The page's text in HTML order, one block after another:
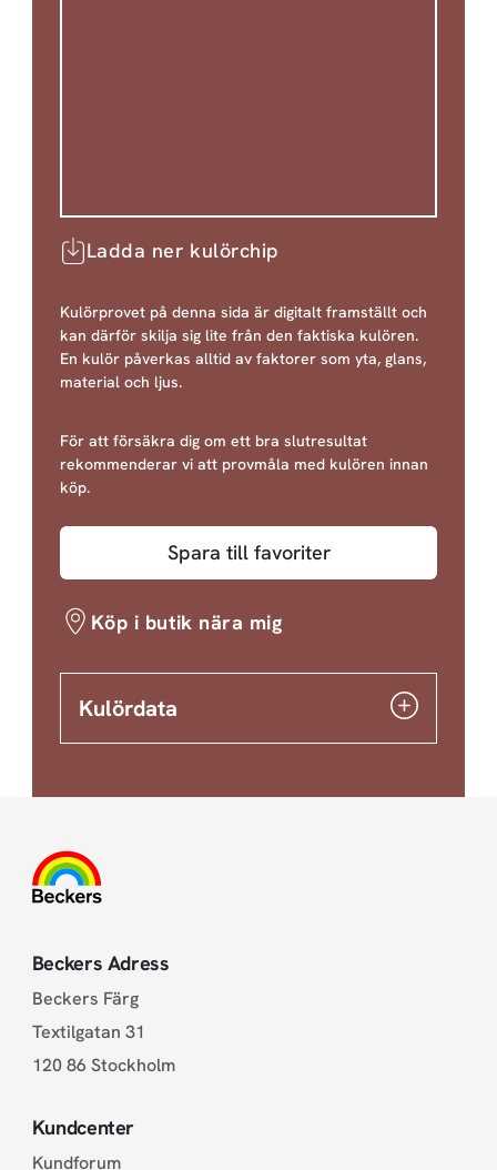
Ladda ner kulörchip
Kulörprovet på denna sida är digitalt framställt och
kan därför skilja sig lite från den faktiska kulören.
En kulör påverkas alltid av faktorer som yta, glans,
material och ljus.
För att försäkra dig om ett bra slutresultat
rekommenderar vi att provmåla med kulören innan
köp.
Spara till favoriter
Köp i butik nära mig
Kulördata
Beckers Adress
Beckers Färg
Textilgatan 31
120 86 Stockholm
Kundcenter
Kundforum